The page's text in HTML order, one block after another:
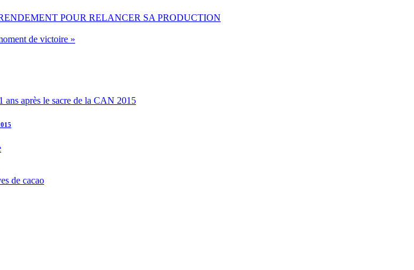
POUR RELANCER SA PRODUCTION
de victoire »
de cacao